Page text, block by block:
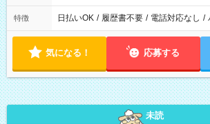
特徴 日払いOK / 履歴書不要 / 電話対応なし /
気になる！ 応募する
未読